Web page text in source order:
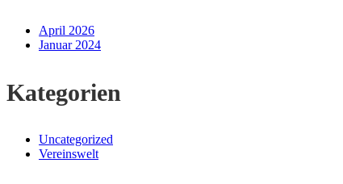
April 2026
Januar 2024
Kategorien
Uncategorized
Vereinswelt